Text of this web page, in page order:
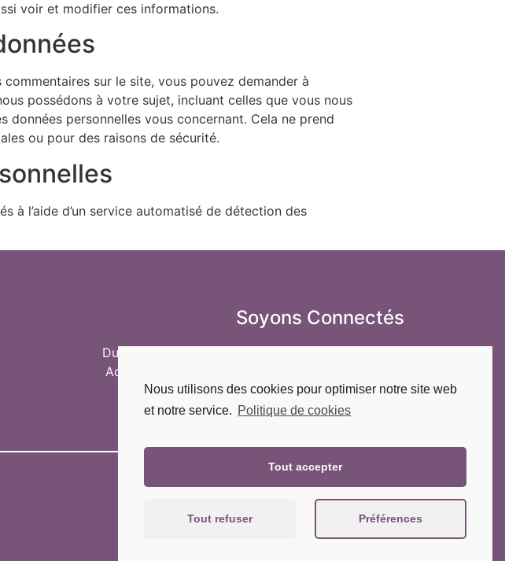
voir et modifier ces informations.
sur le site, vous pouvez demander à
possédons à votre sujet, incluant celles que vous nous
données personnelles vous concernant. Cela ne prend
ou pour des raisons de sécurité.
à l’aide d’un service automatisé de détection des
Soyons Connectés
Du Lundi au Samedi : Uniquement sur rendez-vous
Adresse : 3 rue des Greppes, 90100 Fêche-l'Église
Appelez-nous au 06 72 37 36 58
e-mail : contact@chantdenergies.fr
Un site by HLP Studio
Nous utilisons des cookies pour optimiser notre site web
et notre service. Politique de cookies
Tout accepter
Tout refuser Préférences